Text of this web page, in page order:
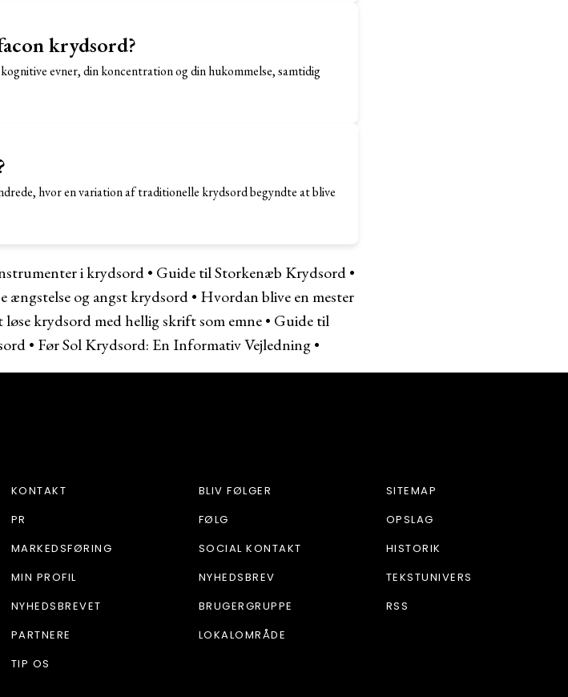
krydsord?
evner, din koncentration og din hukommelse, samtidig
hvor en variation af traditionelle krydsord begyndte at blive
i krydsord• Guide til Storkenæb Krydsord•
ængstelse og angst krydsord• Hvordan blive en mester
løse krydsord med hellig skrift som emne• Guide til
• Før Sol Krydsord: En Informativ Vejledning•
KONTAKT
PR
MARKEDSFØRING
MIN PROFIL
NYHEDSBREVET
PARTNERE
TIP OS
BLIV FØLGER
FØLG
SOCIAL KONTAKT
NYHEDSBREV
BRUGERGRUPPE
LOKALOMRÅDE
SITEMAP
OPSLAG
HISTORIK
TEKSTUNIVERS
RSS